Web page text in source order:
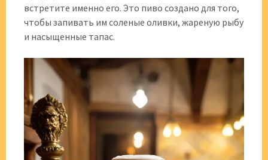
встретите именно его. Это пиво создано для того,
чтобы запивать им соленые оливки, жареную рыбу
и насыщенные тапас.